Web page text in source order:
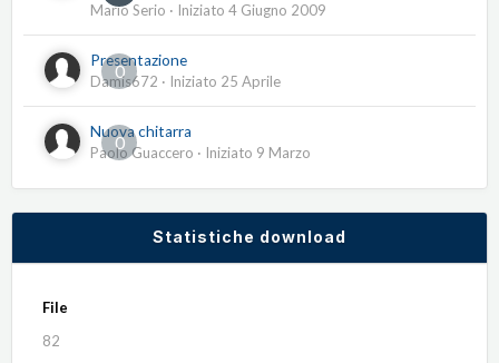
Mario Serio · Iniziato 4 Giugno 2009
0
Presentazione
Damis672 · Iniziato 25 Aprile
0
Nuova chitarra
Paolo Guaccero · Iniziato 9 Marzo
Statistiche download
File
82